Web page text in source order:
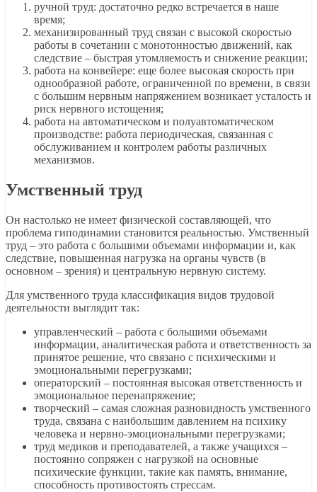
ручной труд: достаточно редко встречается в наше
время;
механизированный труд связан с высокой скоростью
работы в сочетании с монотонностью движений, как
следствие – быстрая утомляемость и снижение реакции;
работа на конвейере: еще более высокая скорость при
однообразной работе, ограниченной по времени, в связи
с большим нервным напряжением возникает усталость и
риск нервного истощения;
работа на автоматическом и полуавтоматическом
производстве: работа периодическая, связанная с
обслуживанием и контролем работы различных
механизмов.
Умственный труд
Он настолько не имеет физической составляющей, что
проблема гиподинамии становится реальностью. Умственный
труд – это работа с большими объемами информации и, как
следствие, повышенная нагрузка на органы чувств (в
основном – зрения) и центральную нервную систему.
Для умственного труда классификация видов трудовой
деятельности выглядит так:
управленческий – работа с большими объемами
информации, аналитическая работа и ответственность за
принятое решение, что связано с психическими и
эмоциональными перегрузками;
операторский – постоянная высокая ответственность и
эмоциональное перенапряжение;
творческий – самая сложная разновидность умственного
труда, связана с наибольшим давлением на психику
человека и нервно-эмоциональными перегрузками;
труд медиков и преподавателей, а также учащихся –
постоянно сопряжен с нагрузкой на основные
психические функции, такие как память, внимание,
способность противостоять стрессам.